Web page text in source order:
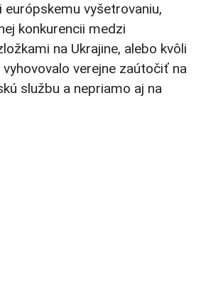
vyšetrovaniu,
konkurencii medzi
na Ukrajine, alebo kvôli
verejne zaútočiť na
službu a nepriamo aj na